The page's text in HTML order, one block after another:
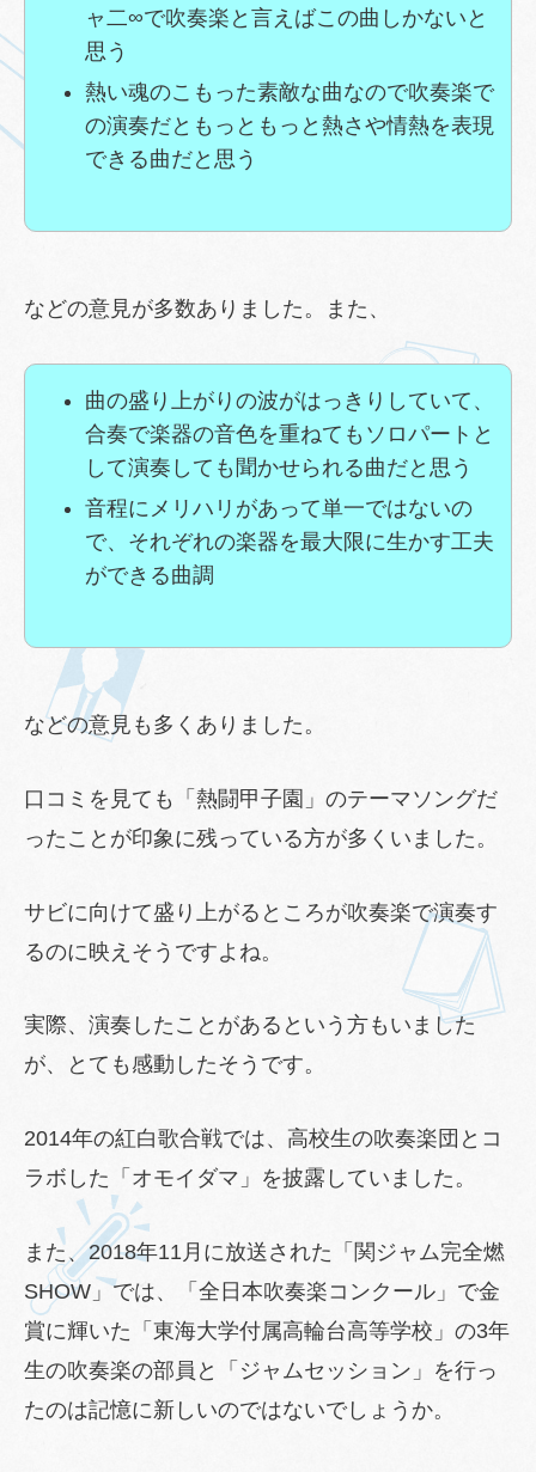
ャ二∞で吹奏楽と言えばこの曲しかないと
思う
熱い魂のこもった素敵な曲なので吹奏楽で
の演奏だともっともっと熱さや情熱を表現
できる曲だと思う
などの意見が多数ありました。また、
曲の盛り上がりの波がはっきりしていて、
合奏で楽器の音色を重ねてもソロパートと
して演奏しても聞かせられる曲だと思う
音程にメリハリがあって単一ではないの
で、それぞれの楽器を最大限に生かす工夫
ができる曲調
などの意見も多くありました。
口コミを見ても「熱闘甲子園」のテーマソングだ
ったことが印象に残っている方が多くいました。
サビに向けて盛り上がるところが吹奏楽で演奏す
るのに映えそうですよね。
実際、演奏したことがあるという方もいました
が、とても感動したそうです。
2014年の紅白歌合戦では、高校生の吹奏楽団とコ
ラボした「オモイダマ」を披露していました。
また、2018年11月に放送された「関ジャム完全燃
SHOW」では、「全日本吹奏楽コンクール」で金
賞に輝いた「東海大学付属高輪台高等学校」の3年
生の吹奏楽の部員と「ジャムセッション」を行っ
たのは記憶に新しいのではないでしょうか。